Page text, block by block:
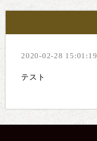
2020-02-28 15:01:19
テスト